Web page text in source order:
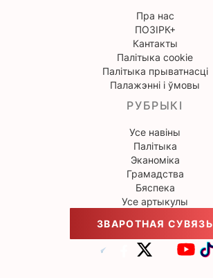
Пра нас
ПОЗІРК+
Кантакты
Палітыка cookie
Палітыка прыватнасці
Палажэнні і ўмовы
РУБРЫКІ
Усе навіны
Палітыка
Эканоміка
Грамадства
Бяспека
Усе артыкулы
ЗВАРОТНАЯ СУВЯЗЬ